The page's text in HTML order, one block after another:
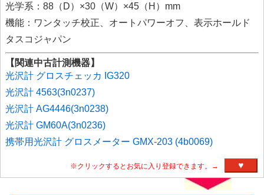
光学系：88（D）×30（W）×45（H）mm
機能：ワンタッチ校正、オートパワーオフ、表示ホールド
タスコジャパン
【関連中古計測機器】
光沢計 グロスチェッカ IG320
光沢計 4563(3n0237)
光沢計 AG4446(3n0238)
光沢計 GM60A(3n0236)
携帯用光沢計 グロスメーター GMX-203 (4b0069)
※クリックするとお気に入り登録できます。→ ♥